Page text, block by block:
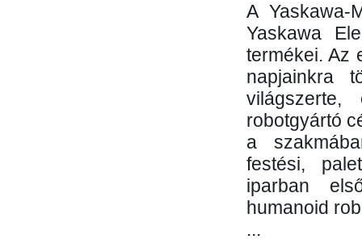
A Yaskawa-
Yaskawa
termékei. Az
napjainkra
robotgyártó
a
festési,
iparban
humanoid
...